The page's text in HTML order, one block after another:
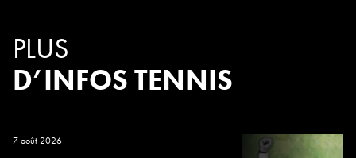
PLUS
D’INFOS TENNIS
7 août 2026